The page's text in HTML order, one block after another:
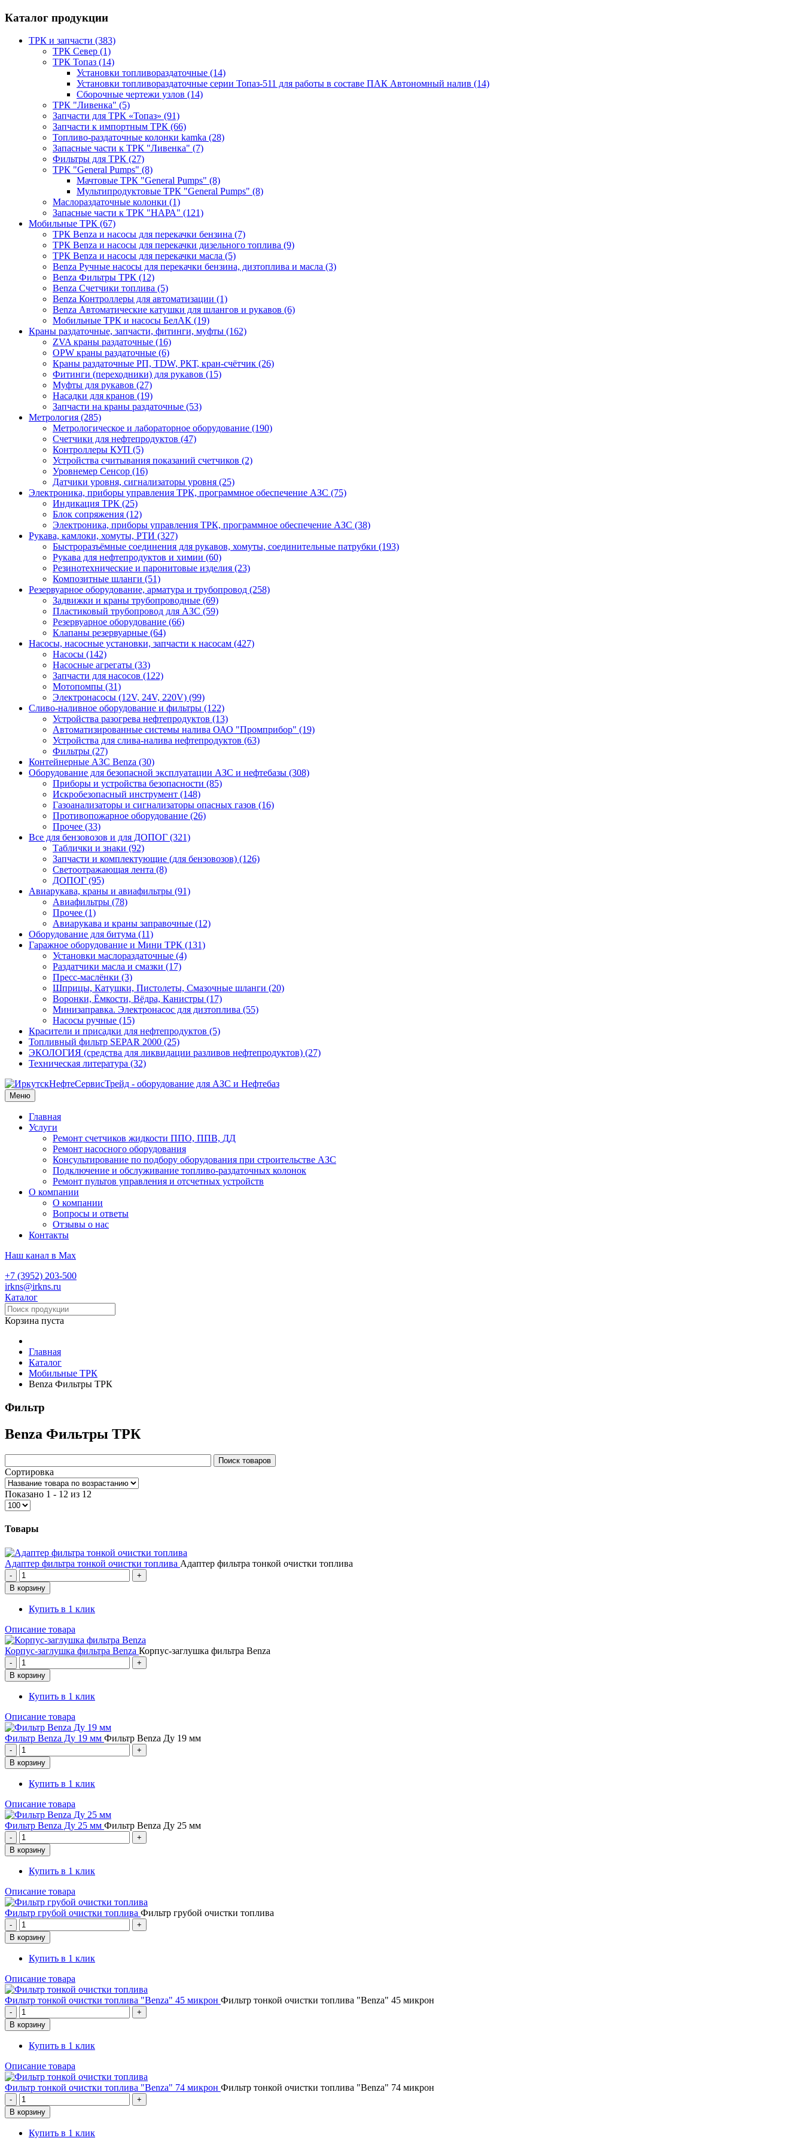
Каталог продукции
ТРК и запчасти (383)
ТРК Север (1)
ТРК Топаз (14)
Установки топливораздаточные (14)
Установки топливораздаточные серии Топаз-511 для работы в составе ПАК Автономный налив (14)
Сборочные чертежи узлов (14)
ТРК "Ливенка" (5)
Запчасти для ТРК «Топаз» (91)
Запчасти к импортным ТРК (66)
Топливо-раздаточные колонки kamka (28)
Запасные части к ТРК "Ливенка" (7)
Фильтры для ТРК (27)
ТРК "General Pumps" (8)
Мачтовые ТРК "General Pumps" (8)
Мультипродуктовые ТРК "General Pumps" (8)
Маслораздаточные колонки (1)
Запасные части к ТРК "НАРА" (121)
Мобильные ТРК (67)
ТРК Benza и насосы для перекачки бензина (7)
ТРК Benza и насосы для перекачки дизельного топлива (9)
ТРК Benza и насосы для перекачки масла (5)
Benza Ручные насосы для перекачки бензина, дизтоплива и масла (3)
Benza Фильтры ТРК (12)
Benza Счетчики топлива (5)
Benza Контроллеры для автоматизации (1)
Benza Автоматические катушки для шлангов и рукавов (6)
Мобильные ТРК и насосы БелАК (19)
Краны раздаточные, запчасти, фитинги, муфты (162)
ZVA краны раздаточные (16)
OPW краны раздаточные (6)
Краны раздаточные РП, TDW, РКТ, кран-счётчик (26)
Фитинги (переходники) для рукавов (15)
Муфты для рукавов (27)
Насадки для кранов (19)
Запчасти на краны раздаточные (53)
Метрология (285)
Метрологическое и лабораторное оборудование (190)
Счетчики для нефтепродуктов (47)
Контроллеры КУП (5)
Устройства считывания показаний счетчиков (2)
Уровнемер Сенсор (16)
Датчики уровня, сигнализаторы уровня (25)
Электроника, приборы управления ТРК, программное обеспечение АЗС (75)
Индикация ТРК (25)
Блок сопряжения (12)
Электроника, приборы управления ТРК, программное обеспечение АЗС (38)
Рукава, камлоки, хомуты, РТИ (327)
Быстроразъёмные соединения для рукавов, хомуты, соединительные патрубки (193)
Рукава для нефтепродуктов и химии (60)
Резинотехнические и паронитовые изделия (23)
Композитные шланги (51)
Резервуарное оборудование, арматура и трубопровод (258)
Задвижки и краны трубопроводные (69)
Пластиковый трубопровод для АЗС (59)
Резервуарное оборудование (66)
Клапаны резервуарные (64)
Насосы, насосные установки, запчасти к насосам (427)
Насосы (142)
Насосные агрегаты (33)
Запчасти для насосов (122)
Мотопомпы (31)
Электронасосы (12V, 24V, 220V) (99)
Сливо-наливное оборудование и фильтры (122)
Устройства разогрева нефтепродуктов (13)
Автоматизированные системы налива ОАО "Промприбор" (19)
Устройства для слива-налива нефтепродуктов (63)
Фильтры (27)
Контейнерные АЗС Benza (30)
Оборудование для безопасной эксплуатации АЗС и нефтебазы (308)
Приборы и устройства безопасности (85)
Искробезопасный инструмент (148)
Газоанализаторы и сигнализаторы опасных газов (16)
Противопожарное оборудование (26)
Прочее (33)
Все для бензовозов и для ДОПОГ (321)
Таблички и знаки (92)
Запчасти и комплектующие (для бензовозов) (126)
Светоотражающая лента (8)
ДОПОГ (95)
Авиарукава, краны и авиафильтры (91)
Авиафильтры (78)
Прочее (1)
Авиарукава и краны заправочные (12)
Оборудование для битума (11)
Гаражное оборудование и Мини ТРК (131)
Установки маслораздаточные (4)
Раздатчики масла и смазки (17)
Пресс-маслёнки (3)
Шприцы, Катушки, Пистолеты, Смазочные шланги (20)
Воронки, Ёмкости, Вёдра, Канистры (17)
Минизаправка. Электронасос для дизтоплива (55)
Насосы ручные (15)
Красители и присадки для нефтепродуктов (5)
Топливный фильтр SEPAR 2000 (25)
ЭКОЛОГИЯ (средства для ликвидации разливов нефтепродуктов) (27)
Техническая литература (32)
Меню
Главная
Услуги
Ремонт счетчиков жидкости ППО, ППВ, ДД
Ремонт насосного оборудования
Консультирование по подбору оборудования при строительстве АЗС
Подключение и обслуживание топливо-раздаточных колонок
Ремонт пультов управления и отсчетных устройств
О компании
О компании
Вопросы и ответы
Отзывы о нас
Контакты
Наш канал в Max
+7 (3952) 203-500
irkns@irkns.ru
Каталог
Корзина пуста
Главная
Каталог
Мобильные ТРК
Benza Фильтры ТРК
Фильтр
Benza Фильтры ТРК
Сортировка
Показано 1 - 12 из 12
Товары
Адаптер фильтра тонкой очистки топлива Адаптер фильтра тонкой очистки топлива
Купить в 1 клик
Описание товара
Корпус-заглушка фильтра Benza Корпус-заглушка фильтра Benza
Купить в 1 клик
Описание товара
Фильтр Benza Ду 19 мм Фильтр Benza Ду 19 мм
Купить в 1 клик
Описание товара
Фильтр Benza Ду 25 мм Фильтр Benza Ду 25 мм
Купить в 1 клик
Описание товара
Фильтр грубой очистки топлива Фильтр грубой очистки топлива
Купить в 1 клик
Описание товара
Фильтр тонкой очистки топлива "Benza" 45 микрон Фильтр тонкой очистки топлива "Benza" 45 микрон
Купить в 1 клик
Описание товара
Фильтр тонкой очистки топлива "Benza" 74 микрон Фильтр тонкой очистки топлива "Benza" 74 микрон
Купить в 1 клик